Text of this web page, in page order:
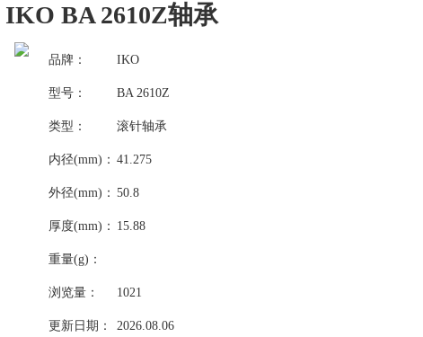
IKO BA 2610Z轴承
品牌： IKO
型号： BA 2610Z
类型： 滚针轴承
内径(mm)： 41.275
外径(mm)： 50.8
厚度(mm)： 15.88
重量(g)：
浏览量： 1021
更新日期： 2026.08.06